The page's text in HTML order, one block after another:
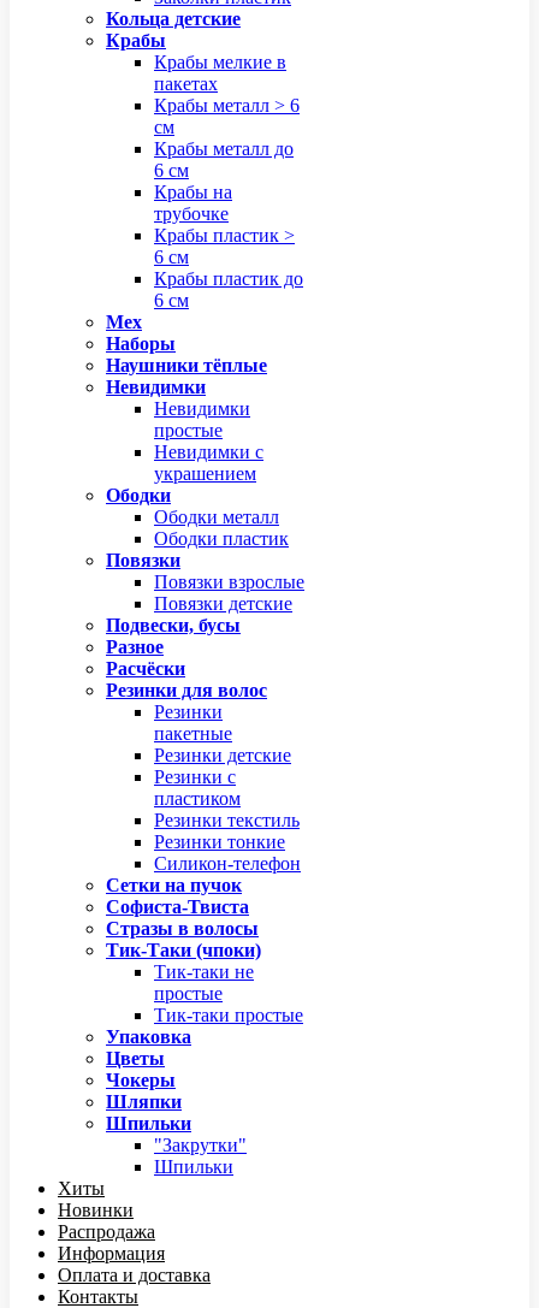
Кольца детские
Крабы
Крабы мелкие в
пакетах
Крабы металл > 6
см
Крабы металл до
6 см
Крабы на
трубочке
Крабы пластик >
6 см
Крабы пластик до
6 см
Мех
Наборы
Наушники тёплые
Невидимки
Невидимки
простые
Невидимки с
украшением
Ободки
Ободки металл
Ободки пластик
Повязки
Повязки взрослые
Повязки детские
Подвески, бусы
Разное
Расчёски
Резинки для волос
Резинки
пакетные
Резинки детские
Резинки с
пластиком
Резинки текстиль
Резинки тонкие
Силикон-телефон
Сетки на пучок
Софиста-Твиста
Стразы в волосы
Тик-Таки (чпоки)
Тик-таки не
простые
Тик-таки простые
Упаковка
Цветы
Чокеры
Шляпки
Шпильки
"Закрутки"
Шпильки
Хиты
Новинки
Распродажа
Информация
Оплата и доставка
Контакты